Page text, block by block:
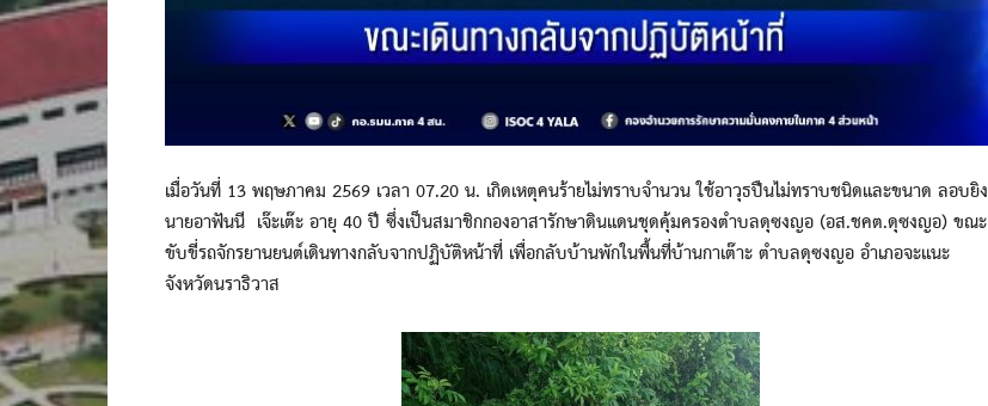
เมื่อวันที่ 13 พฤษภาคม 2569 เวลา 07.20 น. เกิดเหตุคนร้ายไม่ทราบจำนวน ใช้อาวุธปืนไม่ทราบชนิดและขนาด ลอบยิง
นายอาฟันนี เจ๊ะเต๊ะ อายุ 40 ปี ซึ่งเป็นสมาชิกกองอาสารักษาดินแดนชุดคุ้มครองตำบลดุซงญอ (อส.ชคต.ดุซงญอ) ขณะ
ขับขี่รถจักรยานยนต์เดินทางกลับจากปฏิบัติหน้าที่ เพื่อกลับบ้านพักในพื้นที่บ้านกาเต๊าะ ตำบลดุซงญอ อำเภอจะแนะ
จังหวัดนราธิวาส